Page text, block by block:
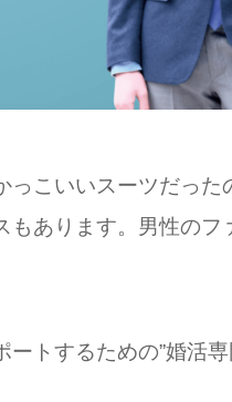
っこいいスーツだっ
もあります。男性のフ
ートするための”婚活